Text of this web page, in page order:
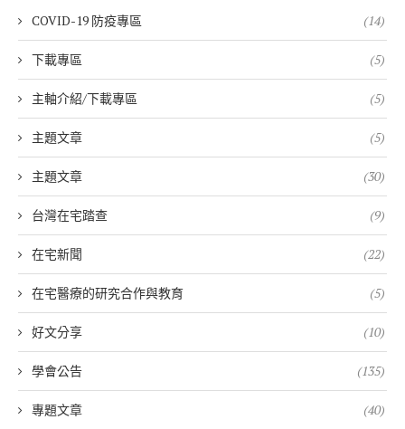
COVID-19 防疫專區 (14)
下載專區 (5)
主軸介紹/下載專區 (5)
主題文章 (5)
主題文章 (30)
台灣在宅踏查 (9)
在宅新聞 (22)
在宅醫療的研究合作與教育 (5)
好文分享 (10)
學會公告 (135)
專題文章 (40)